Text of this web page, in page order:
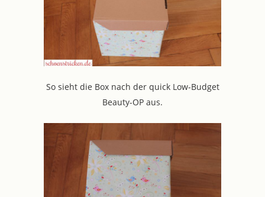
So sieht die Box nach der quick Low-Budget
Beauty-OP aus.